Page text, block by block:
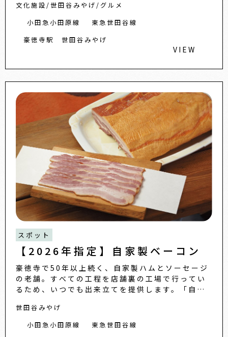
てたと言われて...
文化施設 世田谷みやげ
グルメ
小田急小田原線
東急世田谷線
豪徳寺駅
世田谷みやげ
VIEW
スポット
【2026年指定】自家製ベーコン
豪徳寺で50年以上続く、自家製ハムとソーセージ
の老舗。すべての工程を店舗裏の工場で行ってい
るため、いつでも出来立てを提供します。「自家
豚」を使い、独自のスパ...
世田谷みやげ
小田急小田原線
東急世田谷線